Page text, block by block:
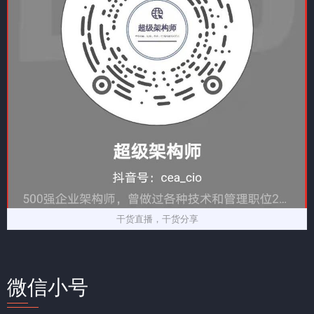
干货直播，干货分享
微信小号